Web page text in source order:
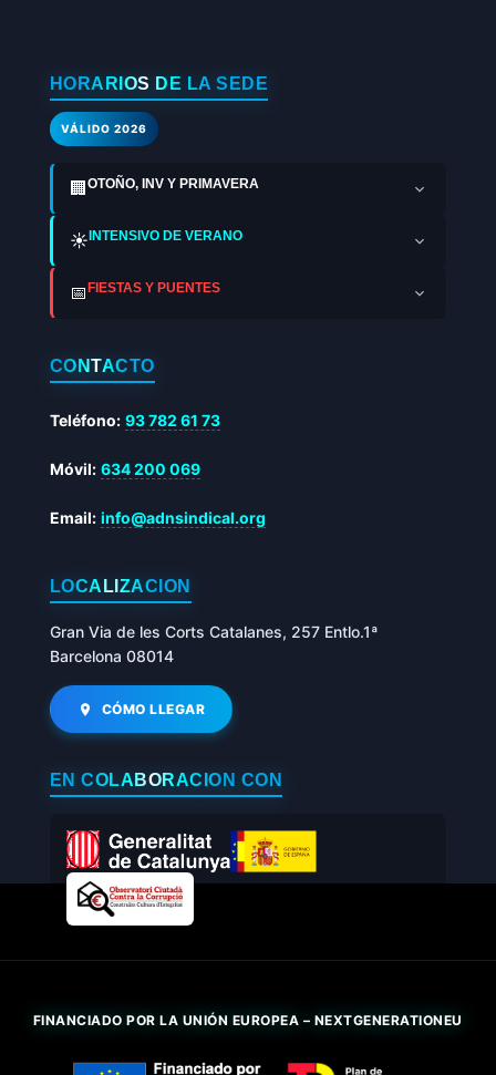
HORARIOS DE LA SEDE
VÁLIDO 2026
🏢 OTOÑO, INV Y PRIMAVERA
☀️INTENSIVO DE VERANO
📅FIESTAS Y PUENTES
CONTACTO
Teléfono: 93 782 61 73
Móvil: 634 200 069
Email: info@adnsindical.org
LOCALIZACIÓN
Gran Via de les Corts Catalanes, 257 Entlo.1ª
Barcelona 08014
CÓMO LLEGAR
EN COLABORACIÓN CON
FINANCIADO POR LA UNIÓN EUROPEA – NEXTGENERATIONEU